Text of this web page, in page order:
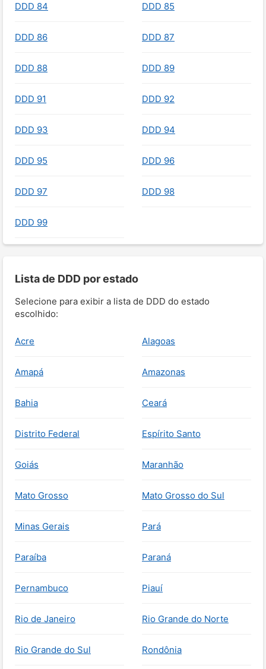
DDD 84 DDD 85
DDD 86 DDD 87
DDD 88 DDD 89
DDD 91 DDD 92
DDD 93 DDD 94
DDD 95 DDD 96
DDD 97 DDD 98
DDD 99
Lista de DDD por estado
Selecione para exibir a lista de DDD do estado
escolhido:
Acre Alagoas
Amapá Amazonas
Bahia Ceará
Distrito Federal Espírito Santo
Goiás Maranhão
Mato Grosso Mato Grosso do Sul
Minas Gerais Pará
Paraíba Paraná
Pernambuco Piauí
Rio de Janeiro Rio Grande do Norte
Rio Grande do Sul Rondônia